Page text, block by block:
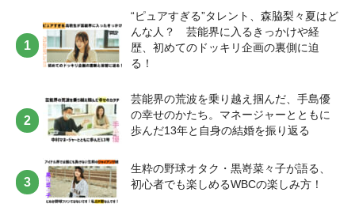
演出の時風静恵先生に「あなたはええ声してるんやから」とお言葉を
頂き、常にお守りのように心にしまっていました。それが自信に繋が
り、本番、緊張せず、舞台に立つことができました。笑いあり、涙あ
り、ラグビー部の皆と過ごした日々も、最高の青春でした🏉[/ふきだし]
[ふきだし icon="https://platinum-times.com/wp-content/uploads/2023/09/
col_border="#88C1F2" col="#fff" type="thinking" border="on"
icon_shape="circle"]【 COSTCOドライブ 】いるだけで楽しい！ここだ
けしか買えない物がある！全ての食べ物が大きい！夢のような場所✨免
許をとってからコストコまで姉や姪っ子ちゃんとドライブ🚗にハマっ
ています。お寿司やチョコレート、マカロン、そして絶対に食べる、
ホットドッグ！飲み放題が超お得です！今年の夏は、家族みんなでコ
ストコライフを楽しむことができました✨TikTokで『コストコ購入品』
検索してからいくと良いです！是非皆様も試してみてね💖[/ふきだし]
“ピュアすぎる”タレント、森脇梨々夏はど
んな人？ 芸能界に入るきっかけや経
歴、初めてのドッキリ企画の裏側に迫
る！
芸能界の荒波を乗り越え掴んだ、手島優
の幸せのかたち。マネージャーとともに
歩んだ13年と自身の結婚を振り返る
生粋の野球オタク・黒嵜菜々子が語る、
初心者でも楽しめるWBCの楽しみ方！